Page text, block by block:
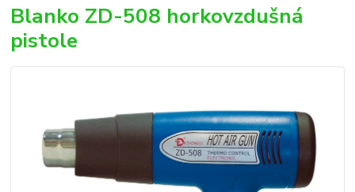
Blanko ZD-508 horkovzdušná
pistole